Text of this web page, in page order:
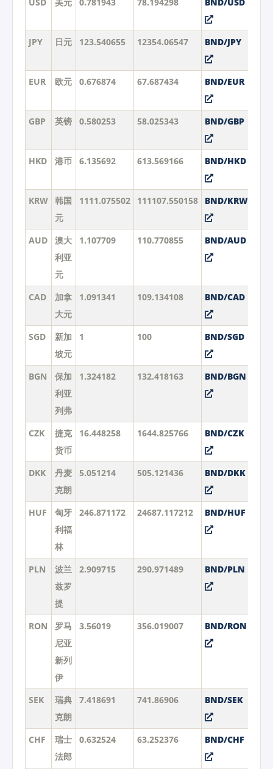
JPY 日元 123.540655 12354.06547 BND/JPY
EUR 欧元 0.676874 67.687434 BND/EUR
GBP 英镑 0.580253 58.025343 BND/GBP
HKD 港币 6.135692 613.569166 BND/HKD
KRW 韩国
元
1111.075502 111107.550158 BND/KRW
AUD
澳大
利亚
元
1.107709 110.770855 BND/AUD
CAD
加拿
大元
1.091341 109.134108 BND/CAD
SGD
新加
坡元
1 100 BND/SGD
BGN
保加
利亚
列弗
1.324182 132.418163 BND/BGN
CZK
捷克
货币
16.448258 1644.825766 BND/CZK
DKK
丹麦
克朗
5.051214 505.121436 BND/DKK
HUF
匈牙
利福
林
246.871172 24687.117212 BND/HUF
PLN
波兰
兹罗
提
2.909715 290.971489 BND/PLN
RON
罗马
尼亚
新列
伊
3.56019 356.019007 BND/RON
SEK
瑞典
克朗
7.418691 741.86906 BND/SEK
CHF
瑞士
法郎
0.632524 63.252376 BND/CHF